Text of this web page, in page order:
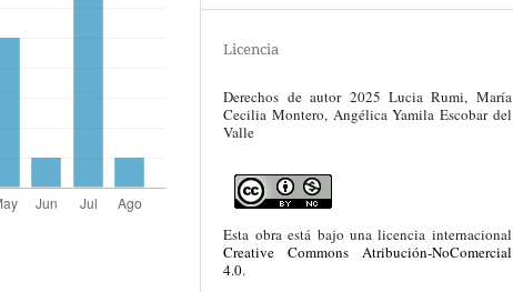
Licencia
Derechos de autor 2025 Lucia Rumi, María
Cecilia Montero, Angélica Yamila Escobar del
Valle
Esta obra está bajo una licencia internacional
Creative Commons Atribución-NoComercial
4.0.